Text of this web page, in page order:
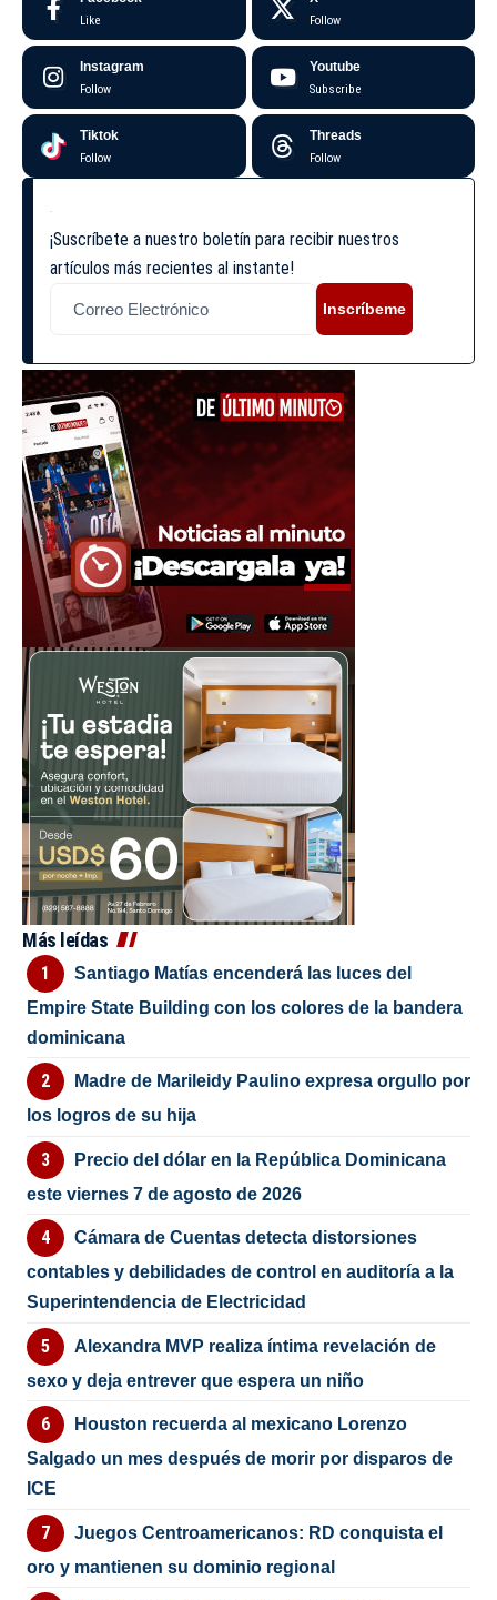
Like Follow
Instagram
Follow
Youtube
Subscribe
Tiktok
Follow
Threads
Follow
¡Suscríbete a nuestro boletín para recibir nuestros
artículos más recientes al instante!
Inscríbeme
Más leídas
Santiago Matías encenderá las luces del
Empire State Building con los colores de la bandera
dominicana
Madre de Marileidy Paulino expresa orgullo por
los logros de su hija
Precio del dólar en la República Dominicana
este viernes 7 de agosto de 2026
Cámara de Cuentas detecta distorsiones
contables y debilidades de control en auditoría a la
Superintendencia de Electricidad
Alexandra MVP realiza íntima revelación de
sexo y deja entrever que espera un niño
Houston recuerda al mexicano Lorenzo
Salgado un mes después de morir por disparos de
ICE
Juegos Centroamericanos: RD conquista el
oro y mantienen su dominio regional